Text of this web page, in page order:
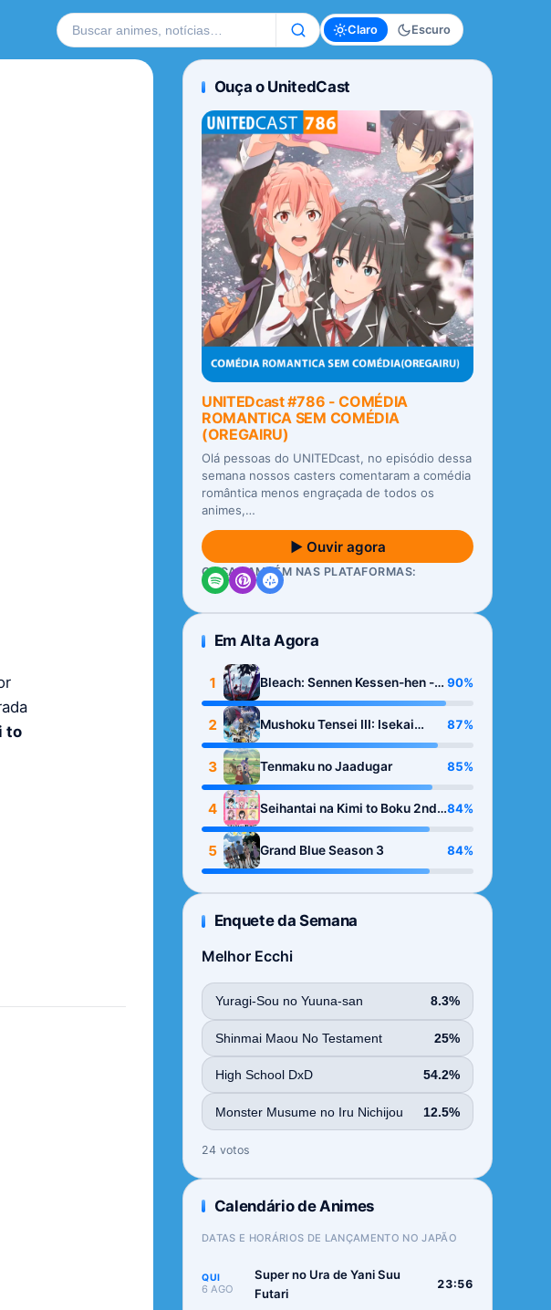
Buscar no site Claro Escuro
to
Ouça o UnitedCast
UNITEDcast #786 - COMÉDIA
ROMANTICA SEM COMÉDIA
(OREGAIRU)
Olá pessoas do UNITEDcast, no episódio dessa
semana nossos casters comentaram a comédia
romântica menos engraçada de todos os
animes,…
▶ Ouvir agora
OUÇA TAMBÉM NAS PLATAFORMAS:
Em Alta Agora
1
Bleach: Sennen Kessen-hen -
Kashin-tan
90%
2
Mushoku Tensei III: Isekai
Ittara Honki Dasu
87%
3 Tenmaku no Jaadugar 85%
4
Seihantai na Kimi to Boku 2nd
Season
84%
5 Grand Blue Season 3 84%
Enquete da Semana
Melhor Ecchi
Yuragi-Sou no Yuuna-san 8.3%
Shinmai Maou No Testament 25%
High School DxD 54.2%
Monster Musume no Iru Nichijou 12.5%
24 votos
Calendário de Animes
DATAS E HORÁRIOS DE LANÇAMENTO NO JAPÃO
QUI
6 AGO
Super no Ura de Yani Suu
Futari
23:56